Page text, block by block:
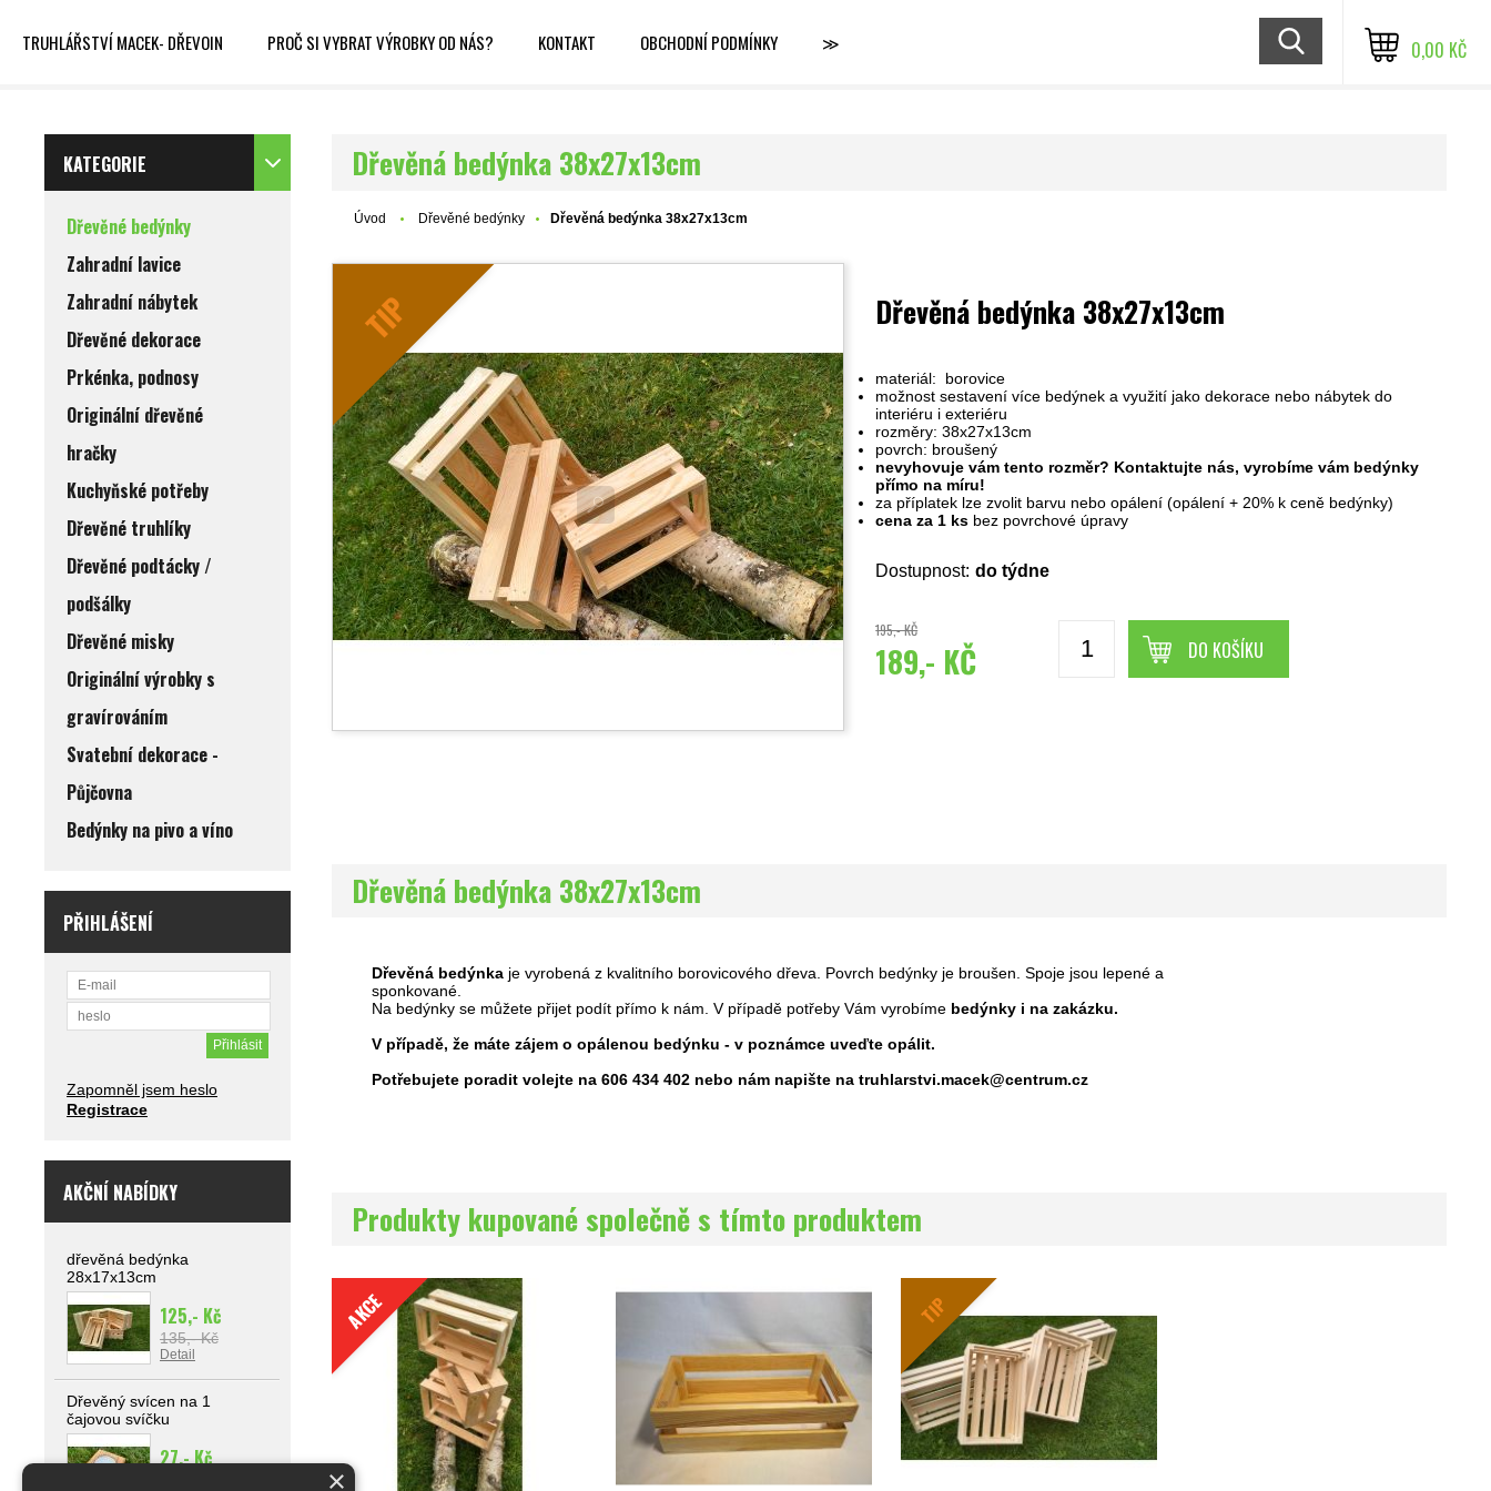
TRUHLÁŘSTVÍ MACEK- DŘEVOIN PROČ SI VYBRAT VÝROBKY OD NÁS? KONTAKT OBCHODNÍ PODMÍNKY ≫ 0,00 KČ
KATEGORIE
Dřevěné bedýnky
Zahradní lavice
Zahradní nábytek
Dřevěné dekorace
Prkénka, podnosy
Originální dřevěné
hračky
Kuchyňské potřeby
Dřevěné truhlíky
Dřevěné podtácky /
podšálky
Dřevěné misky
Originální výrobky s
gravírováním
Svatební dekorace -
Půjčovna
Bedýnky na pivo a víno
PŘIHLÁŠENÍ
Zapomněl jsem heslo
Registrace
AKČNÍ NABÍDKY
dřevěná bedýnka
28x17x13cm
125,- Kč
135,- Kč
Detail
Dřevěný svícen na 1
čajovou svíčku
27,- Kč
Dřevěná bedýnka 38x27x13cm
Úvod Dřevěné bedýnky Dřevěná bedýnka 38x27x13cm
TIP Dřevěná bedýnka 38x27x13cm
materiál: borovice
možnost sestavení více bedýnek a využití jako dekorace nebo nábytek do
interiéru i exteriéru
rozměry:38x27x13cm
povrch: broušený
nevyhovuje vám tento rozměr? Kontaktujte nás, vyrobíme vám bedýnky
přímo na míru!
za příplatek lze zvolit barvu nebo opálení (opálení + 20% k ceně bedýnky)
cena za 1 ks bez povrchové úpravy
Dostupnost: do týdne
195,- KČ
189,- KČ DO KOŠÍKU
Dřevěná bedýnka 38x27x13cm
Dřevěná bedýnka je vyrobená z kvalitního borovicového dřeva. Povrch bedýnky je broušen. Spoje jsou lepené a
sponkované.
Na bedýnky se můžete přijet podít přímo k nám. V případě potřeby Vám vyrobíme bedýnky i na zakázku.
V případě, že máte zájem o opálenou bedýnku - v poznámce uveďte opálit.
Potřebujete poradit volejte na 606 434 402 nebo nám napište na truhlarstvi.macek@centrum.cz
Produkty kupované společně s tímto produktem
AKCE TIP
×